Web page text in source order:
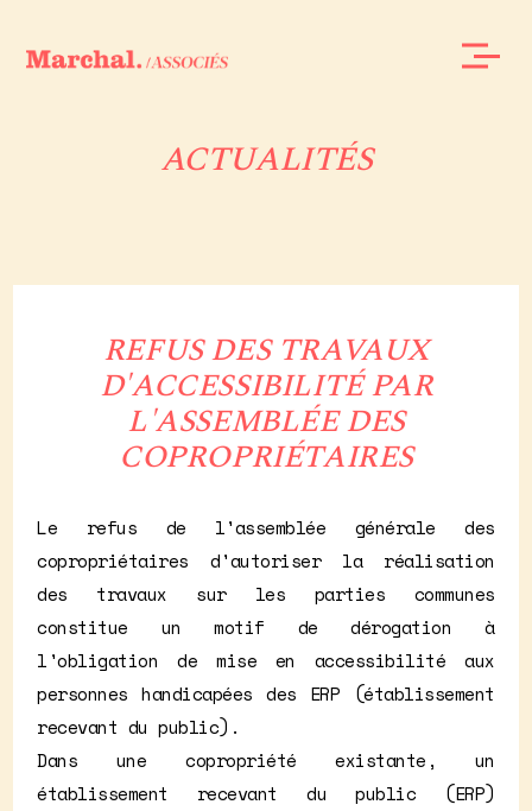
ACTUALITÉS
REFUS DES TRAVAUX
D'ACCESSIBILITÉ PAR
L'ASSEMBLÉE DES
COPROPRIÉTAIRES
Le refus de l'assemblée générale des
copropriétaires d'autoriser la réalisation
des travaux sur les parties communes
constitue un motif de dérogation à
l'obligation de mise en accessibilité aux
personnes handicapées des ERP (établissement
recevant du public).
Dans une copropriété existante, un
établissement recevant du public (ERP)